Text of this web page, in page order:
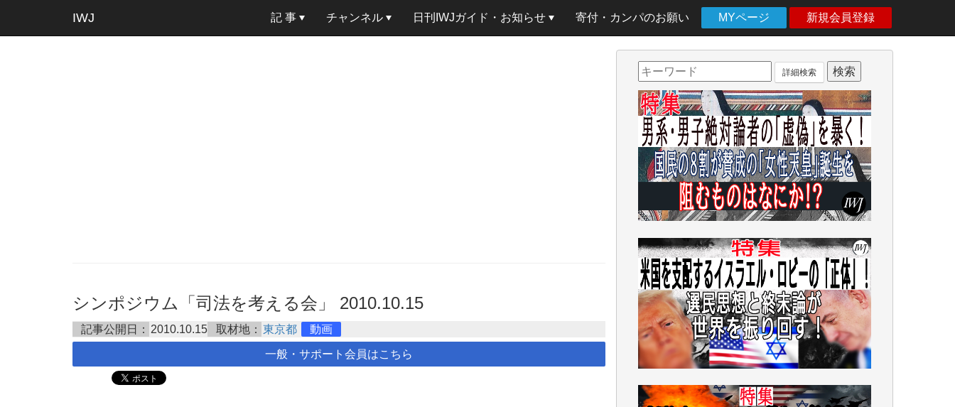
IWJ 記 事 チャンネル 日刊IWJガイド・お知らせ 寄付・カンパのお願い MYページ 新規会員登録
シンポジウム「司法を考える会」 2010.10.15
記事公開日： 2010.10.15 取材地： 東京都 動画
一般・サポート会員はこちら
詳細検索